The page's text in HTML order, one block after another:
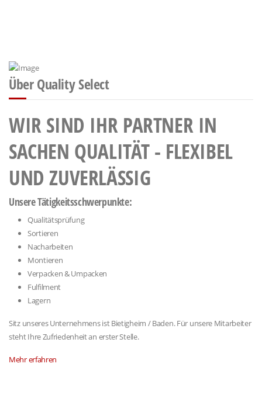
Über Quality Select
WIR SIND IHR PARTNER IN
SACHEN QUALITÄT - FLEXIBEL
UND ZUVERLÄSSIG
Unsere Tätigkeitsschwerpunkte:
Qualitätsprüfung
Sortieren
Nacharbeiten
Montieren
Verpacken & Umpacken
Fulfilment
Lagern
Sitz unseres Unternehmens ist Bietigheim / Baden. Für unsere Mitarbeiter
steht Ihre Zufriedenheit an erster Stelle.
Mehr erfahren